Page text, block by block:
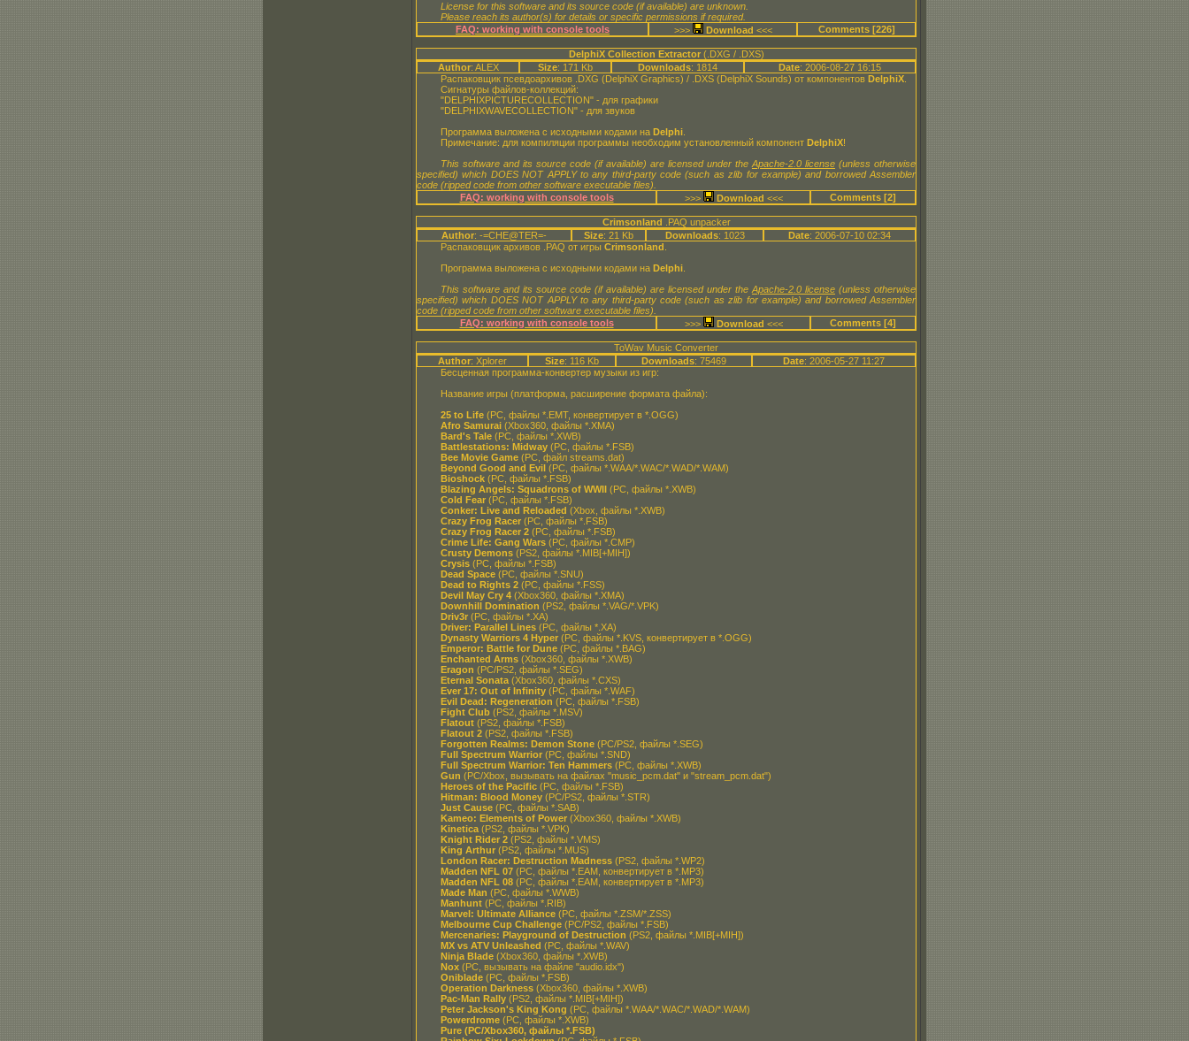
License for this software and its source code (if available) are unknown.
Please reach its author(s) for details or specific permissions if required.
FAQ: working with console tools
>>> <<< Comments [226]
DelphiX Collection Extractor(.DXG / .DXS)
Author: ALEX Size: 171 Kb Downloads: 1814 Date: 2006-08-27 16:15
Распаковщик псевдоархивов .DXG (DelphiX Graphics) / .DXS (DelphiX Sounds) от компонентов DelphiX.
Сигнатуры файлов-коллекций:
"DELPHIXPICTURECOLLECTION" - для графики
"DELPHIXWAVECOLLECTION" - для звуков
Программа выложена с исходными кодами на Delphi.
Примечание: для компиляции программы необходим установленный компонент DelphiX!
This software and its source code (if available) are licensed under the Apache-2.0 license(unless otherwise
specified) which DOES NOT APPLY to any third-party code (such as zlib for example) and borrowed Assembler
code (ripped code from other software executable files).
FAQ: working with console tools
>>> <<< Comments [2]
Crimsonland .PAQ unpacker
Author: -=CHE@TER=- Size: 21 Kb Downloads: 1023 Date: 2006-07-10 02:34
Распаковщик архивов .PAQ от игры Crimsonland
Программа выложена с исходными кодами на Delphi.
This software and its source code (if available) are licensed under the Apache-2.0 license(unless otherwise
specified) which DOES NOT APPLY to any third-party code (such as zlib for example) and borrowed Assembler
code (ripped code from other software executable files).
FAQ: working with console tools
>>> <<< Comments [4]
ToWav Music Converter
Author: Xplorer Size: 116 Kb Downloads: 75469 Date: 2006-05-27 11:27
Бесценная программа-конвертер музыки из игр:
Название игры (платформа, расширение формата файла):
25 to Life(PC, файлы *.EMT, конвертирует в *.OGG)
Afro Samurai(Xbox360, файлы *.XMA)
Bard's Tale(PC, файлы *.XWB)
Battlestations: Midway(PC, файлы *.FSB)
Bee Movie Game(PC, файл streams.dat)
Beyond Good and Evil(PC, файлы *.WAA/*.WAC/*.WAD/*.WAM)
Bioshock(PC, файлы *.FSB)
Blazing Angels: Squadrons of WWII(PC, файлы *.XWB)
Cold Fear(PC, файлы *.FSB)
Conker: Live and Reloaded (Xbox, файлы *.XWB)
Crazy Frog Racer(PC, файлы *.FSB)
Crazy Frog Racer 2(PC, файлы *.FSB)
Crime Life: Gang Wars(PC, файлы *.CMP)
Crusty Demons(PS2, файлы *.MIB[+MIH])
Crysis(PC, файлы *.FSB)
Dead Space(PC, файлы *.SNU)
Dead to Rights 2(PC, файлы *.FSS)
Devil May Cry 4(Xbox360, файлы *.XMA)
Downhill Domination (PS2, файлы *.VAG/*.VPK)
Driv3r(PC, файлы *.XA)
Driver: Parallel Lines(PC, файлы *.XA)
Dynasty Warriors 4 Hyper(PC, файлы *.KVS, конвертирует в *.OGG)
Emperor: Battle for Dune(PC, файлы *.BAG)
Enchanted Arms(Xbox360, файлы *.XWB)
Eragon (PC/PS2, файлы *.SEG)
Eternal Sonata(Xbox360, файлы *.CXS)
Ever 17: Out of Infinity(PC, файлы *.WAF)
Evil Dead: Regeneration (PC, файлы *.FSB)
Fight Club(PS2, файлы *.MSV)
Flatout(PS2, файлы *.FSB)
Flatout 2(PS2, файлы *.FSB)
Forgotten Realms: Demon Stone(PC/PS2, файлы *.SEG)
Full Spectrum Warrior(PC, файлы *.SND)
Full Spectrum Warrior: Ten Hammers(PC, файлы *.XWB)
Gun (PC/Xbox, вызывать на файлах "music_pcm.dat" и "stream_pcm.dat")
Heroes of the Pacific(PC, файлы *.FSB)
Hitman: Blood Money(PC/PS2, файлы *.STR)
Just Cause(PC, файлы *.SAB)
Kameo: Elements of Power(Xbox360, файлы *.XWB)
Kinetica(PS2, файлы *.VPK)
Knight Rider 2(PS2, файлы *.VMS)
King Arthur(PS2, файлы *.MUS)
London Racer: Destruction Madness(PS2, файлы *.WP2)
Madden NFL 07(PC, файлы *.EAM, конвертирует в *.MP3)
Madden NFL 08(PC, файлы *.EAM, конвертирует в *.MP3)
Made Man (PC, файлы *.WWB)
Manhunt(PC, файлы *.RIB)
Marvel: Ultimate Alliance(PC, файлы *.ZSM/*.ZSS)
Melbourne Cup Challenge(PC/PS2, файлы *.FSB)
Mercenaries: Playground of Destruction (PS2, файлы *.MIB[+MIH])
MX vs ATV Unleashed (PC, файлы *.WAV)
Ninja Blade(Xbox360, файлы *.XWB)
Nox(PC, вызывать на файле "audio.idx")
Oniblade(PC, файлы *.FSB)
Operation Darkness(Xbox360, файлы *.XWB)
Pac-Man Rally(PS2, файлы *.MIB[+MIH])
Peter Jackson's King Kong (PC, файлы *.WAA/*.WAC/*.WAD/*.WAM)
Powerdrome(PC, файлы *.XWB)
Pure (PC/Xbox360, файлы *.FSB)